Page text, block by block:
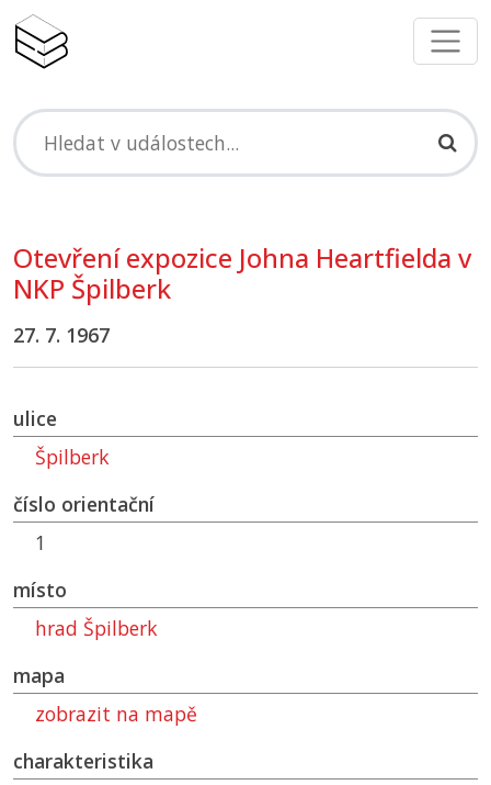
Otevření expozice Johna Heartfielda v
NKP Špilberk
27. 7. 1967
ulice
Špilberk
číslo orientační
1
místo
hrad Špilberk
mapa
zobrazit na mapě
charakteristika